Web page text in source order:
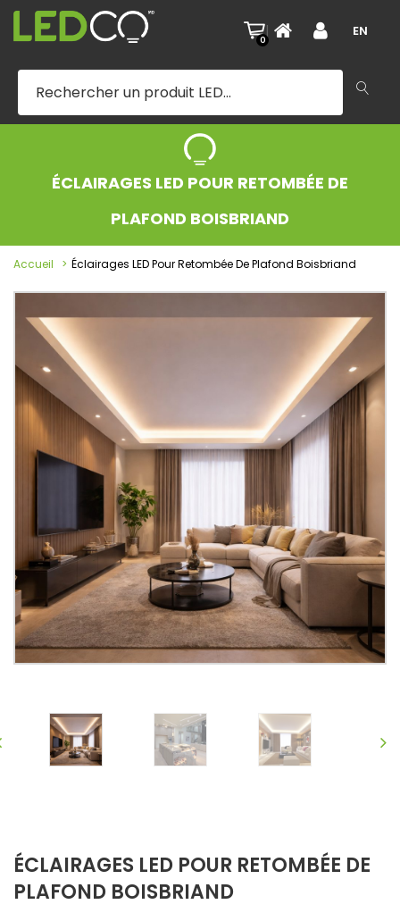
0
| EN
ÉCLAIRAGES LED POUR RETOMBÉE DE
PLAFOND BOISBRIAND
Accueil Éclairages LED Pour Retombée De Plafond Boisbriand
ÉCLAIRAGES LED POUR RETOMBÉE DE
PLAFOND BOISBRIAND